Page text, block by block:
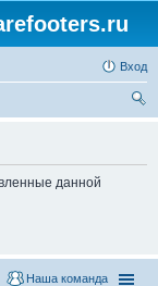
Вход
данной
Наша команда